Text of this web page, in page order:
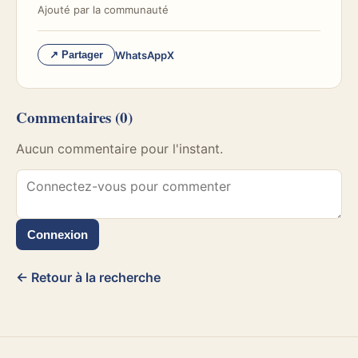
Ajouté par la communauté
↗ Partager WhatsAppX
Commentaires (0)
Aucun commentaire pour l'instant.
Connexion
← Retour à la recherche